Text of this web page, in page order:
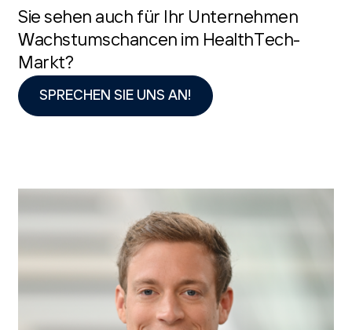
Sie sehen auch für Ihr Unternehmen
Wachstumschancen im HealthTech-
Markt?
SPRECHEN SIE UNS AN!